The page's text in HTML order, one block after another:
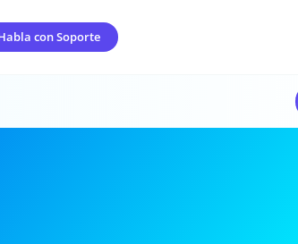
con Soporte